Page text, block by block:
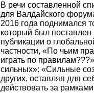
В речи составленной
для Валдайского
2016 года поднимался
который был
публикации о
частности, «По чьим
играть по
сильных»: «Сильные
других, оставляя для
действовать за